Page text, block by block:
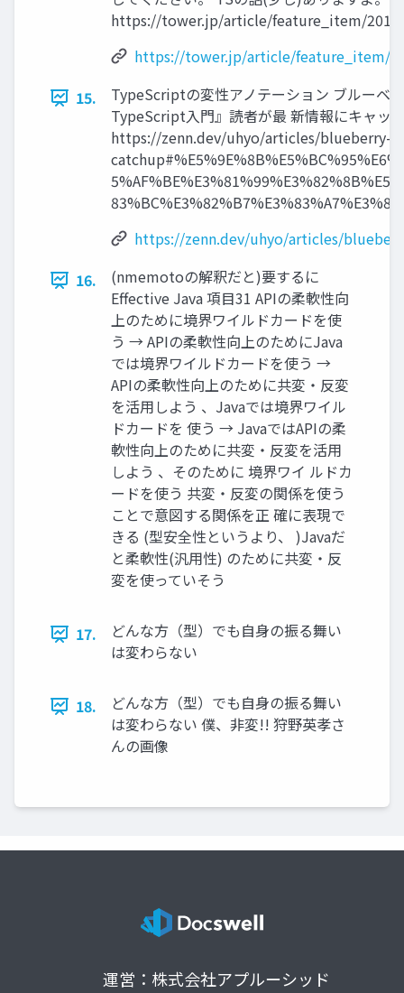
https://tower.jp/article/feature_item/
https://tower.jp/article/feature_item/
15.
TypeScriptの変性アノテーション ブルーベ
TypeScript入門』読者が最 新情報にキャッ
https://zenn.dev/uhyo/articles/blueberry-
https://zenn.dev/uhyo/articles/
16.
(nmemotoの解釈だと)要するに
Effective Java 項目31 APIの柔軟性向
上のために境界ワイルドカードを使
う → APIの柔軟性向上のためにJava
では境界ワイルドカードを使う →
APIの柔軟性向上のために共変・反変
を活用しよう 、Javaでは境界ワイル
ドカードを 使う → JavaではAPIの柔
軟性向上のために共変・反変を活用
しよう 、そのために 境界ワイ ルドカ
ードを使う 共変・反変の関係を使う
ことで意図する関係を正 確に表現で
きる (型安全性というより、 )Javaだ
と柔軟性(汎用性) のために共変・反
変を使っていそう
17.
どんな方（型）でも自身の振る舞い
は変わらない
18.
どんな方（型）でも自身の振る舞い
は変わらない 僕、非変!! 狩野英孝さ
んの画像
運営：株式会社アプルーシッド